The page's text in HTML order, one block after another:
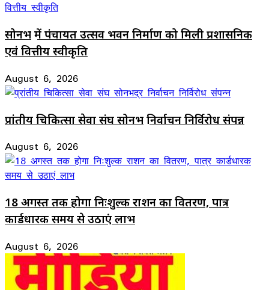
सोनभद्र में पंचायत उत्सव भवन निर्माण को मिली प्रशासनिक
एवं वित्तीय स्वीकृति
August 6, 2026
प्रांतीय चिकित्सा सेवा संघ सोनभद्र निर्वाचन निर्विरोध संपन्न
August 6, 2026
18 अगस्त तक होगा निःशुल्क राशन का वितरण, पात्र
कार्डधारक समय से उठाएं लाभ
August 6, 2026